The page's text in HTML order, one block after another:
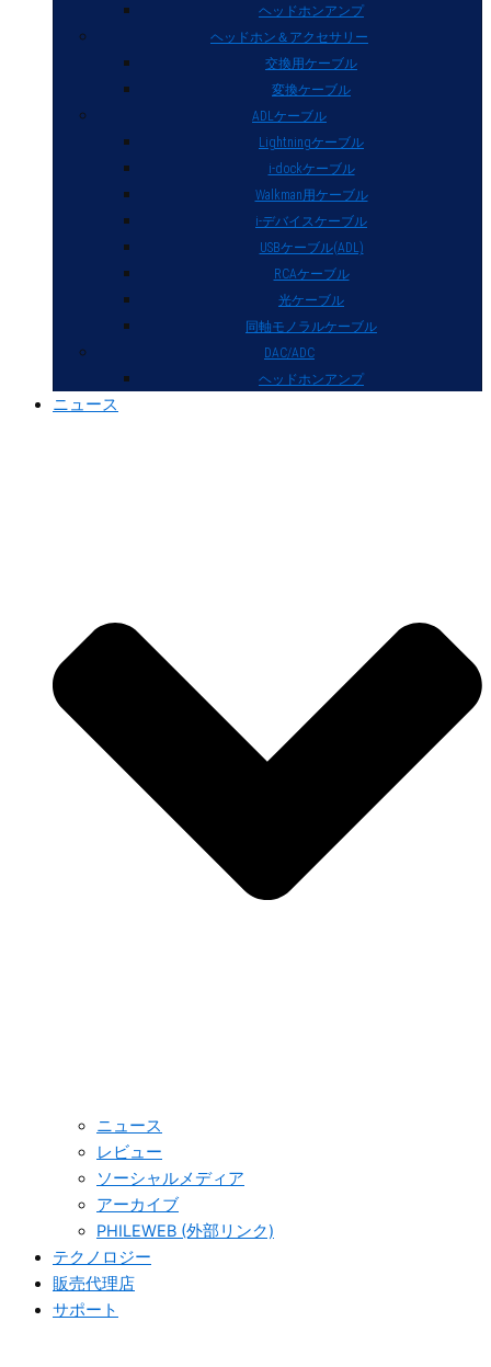
ヘッドホンアンプ
ヘッドホン＆アクセサリー
交換用ケーブル
変換ケーブル
ADLケーブル
Lightningケーブル
i-dockケーブル
Walkman用ケーブル
i-デバイスケーブル
USBケーブル(ADL)
RCAケーブル
光ケーブル
同軸モノラルケーブル
DAC/ADC
ヘッドホンアンプ
ニュース
ニュース
レビュー
ソーシャルメディア
アーカイブ
PHILEWEB (外部リンク)
テクノロジー
販売代理店
サポート